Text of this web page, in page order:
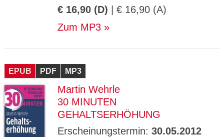
€ 16,90 (D) | € 16,90 (A)
Zum MP3
EPUB PDF MP3
Martin Wehrle
30 MINUTEN
GEHALTSERHÖHUNG
Erscheinungstermin: 30.05.2012